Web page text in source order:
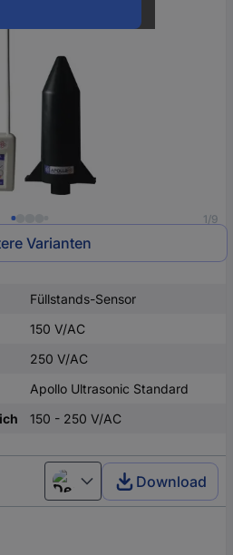
1/9
Varianten
Füllstands-Sensor
150 V/AC
250 V/AC
Apollo Ultrasonic Standard
150 - 250 V/AC
Deutsch (Deutschland)
Download